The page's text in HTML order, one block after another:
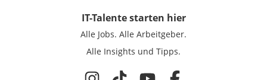
IT-Talentestarten hier
Alle Jobs. Alle Arbeitgeber.
Alle Insights und Tipps.